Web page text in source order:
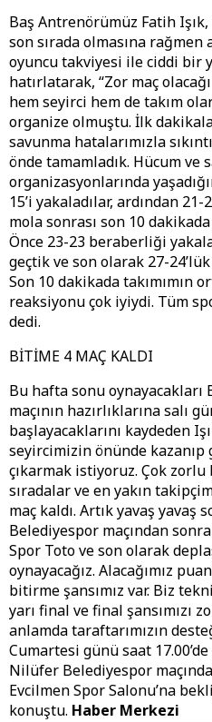
Baş Antrenörümüz Fatih Işık,
son sırada olmasına
oyuncu takviyesi ile ciddi bir
hatırlatarak, “Zor maç
hem seyirci hem de takım
organize olmuştu. İlk
savunma hatalarımızla
önde tamamladık. Hücum ve
organizasyonlarında
15’i yakaladılar, ardından 21-
mola sonrası son 10
Önce 23-23 beraberliği
geçtik ve son olarak 27-
Son 10 dakikada takımımın
reaksiyonu çok iyiydi. Tüm
dedi.
BİTİME 4 MAÇ KALDI
Bu hafta sonu
maçının hazırlıklarına salı
başlayacaklarını kaydeden
seyircimizin önünde kazanıp
çıkarmak istiyoruz. Çok zorlu
sıradalar ve en yakın
maç kaldı. Artık yavaş yavaş
Belediyespor maçından
Spor Toto ve son olarak
oynayacağız. Alacağımız
bitirme şansımız var. Biz
yarı final ve final şansımızı
anlamda taraftarımızın
Cumartesi günü saat
Nilüfer Belediyespor
Evcilmen Spor Salonu’na
konuştu. Haber Merkezi